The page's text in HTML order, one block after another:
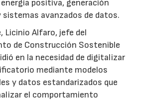
positiva, generación
sistemas avanzados de datos.
Licinio Alfaro, jefe del
de Construcción Sostenible
en la necesidad de digitalizar
mediante modelos
y datos estandarizados que
el comportamiento